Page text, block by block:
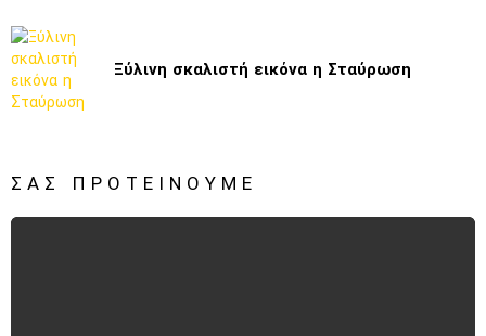
Ξύλινη σκαλιστή εικόνα η Σταύρωση
ΣΑΣ ΠΡΟΤΕΊΝΟΥΜΕ